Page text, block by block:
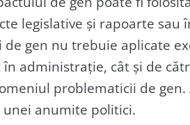
legislative și rapoarte
gen nu trebuie aplicate
administrație, cât și de
problematicii de
unei anumite politici.